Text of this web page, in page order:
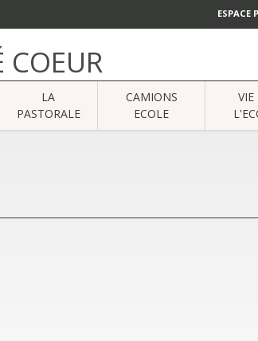
ESPACE
COEUR
LA
PASTORALE
CAMIONS
ECOLE
VIE